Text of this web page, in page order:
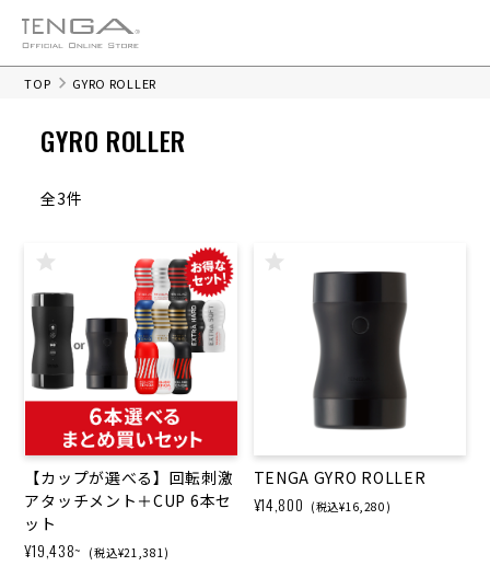
TOP GYRO ROLLER
GYRO ROLLER
全3件
【カップが選べる】回転刺激
アタッチメント＋CUP 6本セ
ット
¥19,438~ (税込¥21,381)
TENGA GYRO ROLLER
¥14,800 (税込¥16,280)